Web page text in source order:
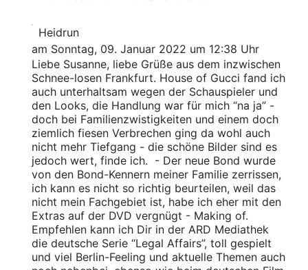
Heidrun
am Sonntag, 09. Januar 2022 um 12:38 Uhr
Liebe Susanne, liebe Grüße aus dem inzwischen
Schnee-losen Frankfurt. House of Gucci fand ich
auch unterhaltsam wegen der Schauspieler und
den Looks, die Handlung war für mich “na ja” -
doch bei Familienzwistigkeiten und einem doch
ziemlich fiesen Verbrechen ging da wohl auch
nicht mehr Tiefgang - die schöne Bilder sind es
jedoch wert, finde ich. - Der neue Bond wurde
von den Bond-Kennern meiner Familie zerrissen,
ich kann es nicht so richtig beurteilen, weil das
nicht mein Fachgebiet ist, habe ich eher mit den
Extras auf der DVD vergnügt - Making of.
Empfehlen kann ich Dir in der ARD Mediathek
die deutsche Serie “Legal Affairs”, toll gespielt
und viel Berlin-Feeling und aktuelle Themen auch